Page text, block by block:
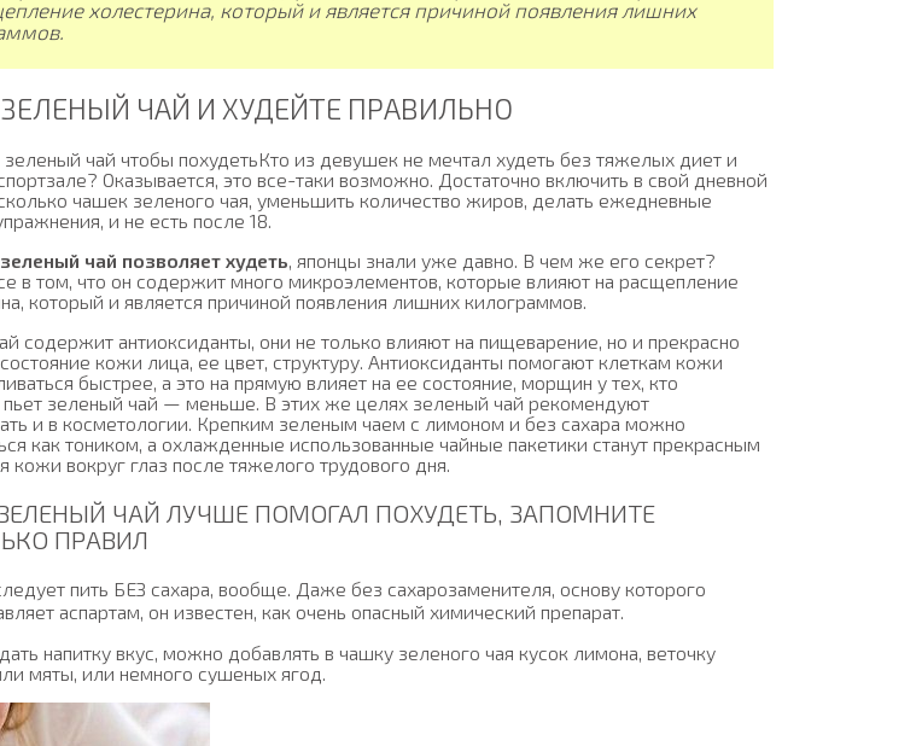
холестерина, который и является причиной появления лишних
ЧАЙ И ХУДЕЙТЕ ПРАВИЛЬНО
Кто из девушек не мечтал худеть без тяжелых диет и
Оказывается, это все-таки возможно. Достаточно включить в свой дневной
чашек зеленого чая, уменьшить количество жиров, делать ежедневные
и не есть после 18.
зеленый чай позволяет худеть, японцы знали уже давно. В чем же его секрет?
в том, что он содержит много микроэлементов, которые влияют на расщепление
который и является причиной появления лишних килограммов.
содержит антиоксиданты, они не только влияют на пищеварение, но и прекрасно
кожи лица, ее цвет, структуру. Антиоксиданты помогают клеткам кожи
быстрее, а это на прямую влияет на ее состояние, морщин у тех, кто
пьет зеленый чай — меньше. В этих же целях зеленый чай рекомендуют
и в косметологии. Крепким зеленым чаем с лимоном и без сахара можно
как тоником, а охлажденные использованные чайные пакетики станут прекрасным
кожи вокруг глаз после тяжелого трудового дня.
ЧАЙ ЛУЧШЕ ПОМОГАЛ ПОХУДЕТЬ, ЗАПОМНИТЕ
ПРАВИЛ
пить БЕЗ сахара, вообще. Даже без сахарозаменителя, основу которого
аспартам, он известен, как очень опасный химический препарат.
напитку вкус, можно добавлять в чашку зеленого чая кусок лимона, веточку
мяты, или немного сушеных ягод.